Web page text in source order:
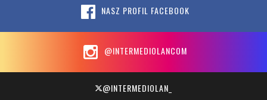
NASZ PROFIL FACEBOOK
@INTERMEDIOLANCOM
@INTERMEDIOLAN_